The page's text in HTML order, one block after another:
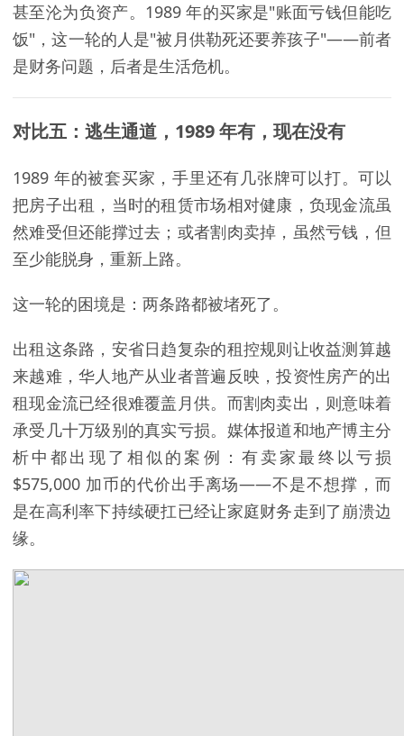
甚至沦为负资产。1989 年的买家是"账面亏钱但能吃
饭"，这一轮的人是"被月供勒死还要养孩子"——前者
是财务问题，后者是生活危机。
对比五：逃生通道，1989 年有，现在没有
1989 年的被套买家，手里还有几张牌可以打。可以
把房子出租，当时的租赁市场相对健康，负现金流虽
然难受但还能撑过去；或者割肉卖掉，虽然亏钱，但
至少能脱身，重新上路。
这一轮的困境是：两条路都被堵死了。
出租这条路，安省日趋复杂的租控规则让收益测算越
来越难，华人地产从业者普遍反映，投资性房产的出
租现金流已经很难覆盖月供。而割肉卖出，则意味着
承受几十万级别的真实亏损。媒体报道和地产博主分
析中都出现了相似的案例：有卖家最终以亏损
$575,000 加币的代价出手离场——不是不想撑，而
是在高利率下持续硬扛已经让家庭财务走到了崩溃边
缘。